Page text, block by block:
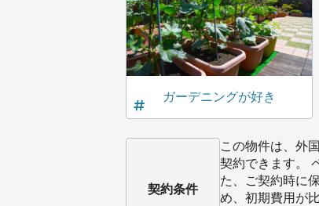
ガーデニングが好き
契約条件
この物件は、外
契約できます。
た、ご契約時に
め、初期費用が